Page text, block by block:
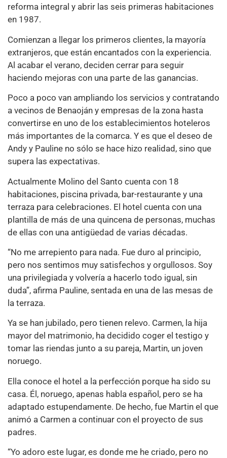
reforma integral y abrir las seis primeras habitaciones
en 1987.
Comienzan a llegar los primeros clientes, la mayoría
extranjeros, que están encantados con la experiencia.
Al acabar el verano, deciden cerrar para seguir
haciendo mejoras con una parte de las ganancias.
Poco a poco van ampliando los servicios y contratando
a vecinos de Benaoján y empresas de la zona hasta
convertirse en uno de los establecimientos hoteleros
más importantes de la comarca. Y es que el deseo de
Andy y Pauline no sólo se hace hizo realidad, sino que
supera las expectativas.
Actualmente Molino del Santo cuenta con 18
habitaciones, piscina privada, bar-restaurante y una
terraza para celebraciones. El hotel cuenta con una
plantilla de más de una quincena de personas, muchas
de ellas con una antigüedad de varias décadas.
“No me arrepiento para nada. Fue duro al principio,
pero nos sentimos muy satisfechos y orgullosos. Soy
una privilegiada y volvería a hacerlo todo igual, sin
duda”, afirma Pauline, sentada en una de las mesas de
la terraza.
Ya se han jubilado, pero tienen relevo. Carmen, la hija
mayor del matrimonio, ha decidido coger el testigo y
tomar las riendas junto a su pareja, Martin, un joven
noruego.
Ella conoce el hotel a la perfección porque ha sido su
casa. Él, noruego, apenas habla español, pero se ha
adaptado estupendamente. De hecho, fue Martin el que
animó a Carmen a continuar con el proyecto de sus
padres.
“Yo adoro este lugar, es donde me he criado, pero no